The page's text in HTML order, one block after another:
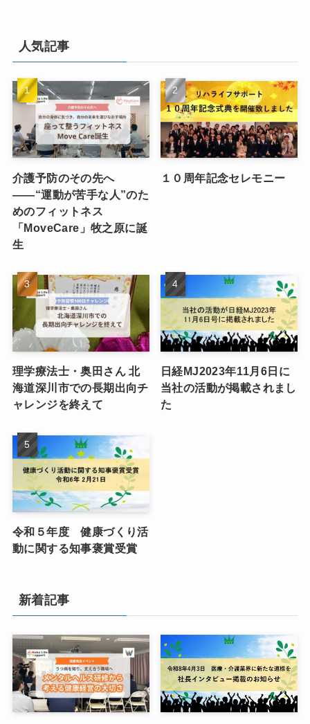
人気記事
介護予防のその先へ
――“運動が苦手な人”のた
めのフィットネス
「MoveCare」牧之原に誕
生
１０周年記念セレモニー
理学療法士・奥田さん 北
海道深川市での長期出向チ
ャレンジを終えて
日経MJ2023年11月6日に
当社の活動が掲載されまし
た
令和５年度 健康づくり活
動に関する知事褒賞受賞
新着記事